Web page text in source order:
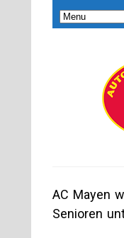
AC Mayen
Senioren